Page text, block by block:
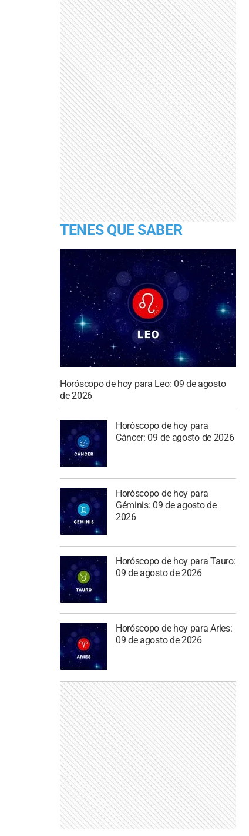
TENES QUE SABER
Horóscopo de hoy para Leo: 09 de agosto
de 2026
Horóscopo de hoy para
Cáncer: 09 de agosto de 2026
Horóscopo de hoy para
Géminis: 09 de agosto de
2026
Horóscopo de hoy para Tauro:
09 de agosto de 2026
Horóscopo de hoy para Aries:
09 de agosto de 2026